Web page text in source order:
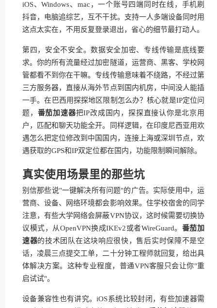
iOS、Windows、mac，一个账号四端同时在线，手机刷
抖音，电脑追综艺，互不干扰。支持一人多端设备同时用
这点太实在，不用反复登录退出，省心的细节最打动人。
第四，安全不安全。数据安全加密、专线传输是底线要
求。你的所有流量经过加密隧道，运营商、黑客、学校网
管都看不到你在干嘛。专线传输意味着不绕路，不经过第
三方服务器，直接从海外节点到国内机房，中间没人能插
一手。在巴西用探探地区限制怎么办？核心就是IP定位问
题， 番茄加速器把IP改成国内，探探直接认你是北京用
户，匹配和聊天功能全开。同样逻辑，在印度尼西亚用欢
遇怎么把定位修改到中国国内，连接上海或深圳节点，欢
遇获取的GPS和IP双定位都在国内，功能限制瞬间解除。
真实使用场景里的那些坑
别信那些说"一键解决所有问题"的广告。实际使用中，运
营商、设备、网络环境都会影响效果。住学校宿舍的同学
注意，有些大学网络会屏蔽VPN协议，这时候需要切换协
议模式，从OpenVPN换成IKEv2或者WireGuard。 番茄加
速器的技术团队在这块响应很快，售后实时保障不是空
话，凌晨三点提交工单，二十分钟工程师就回复，给出具
体解决方案。这种专业程度，普通VPN客服只会让你"重
启试试"。
设备兼容性也有讲究。iOS系统比较封闭，有些加速器需